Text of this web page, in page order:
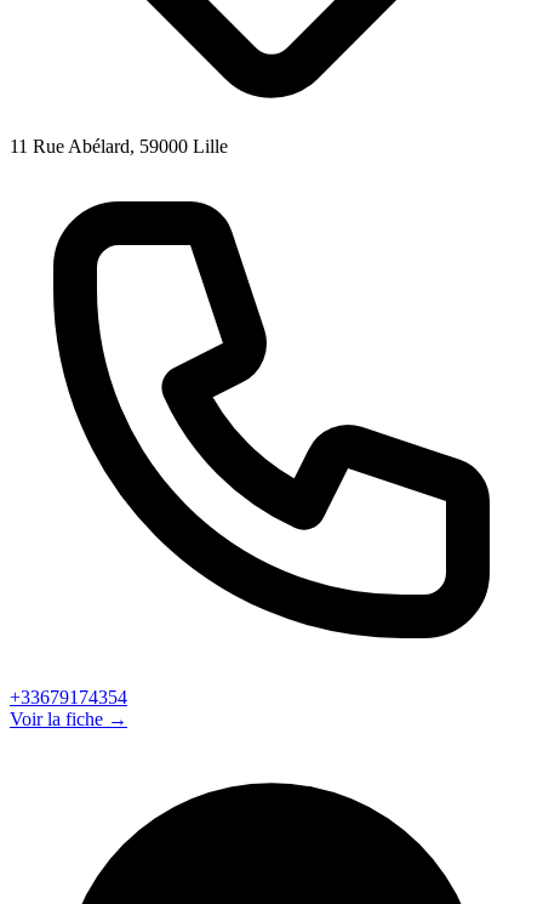
11 Rue Abélard, 59000 Lille
+33679174354
Voir la fiche →